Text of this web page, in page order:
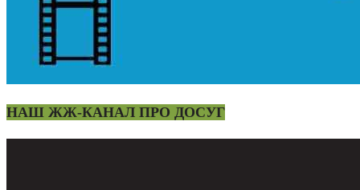
НАШ ЖЖ-КАНАЛ ПРО ДОСУГ